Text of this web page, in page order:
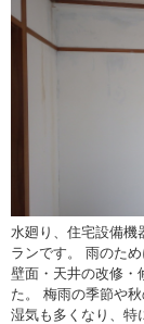
水廻り、住宅設備機
ランです。 雨のた
壁面・天井の改修・
た。 梅雨の季節や
湿気も多くなり、特